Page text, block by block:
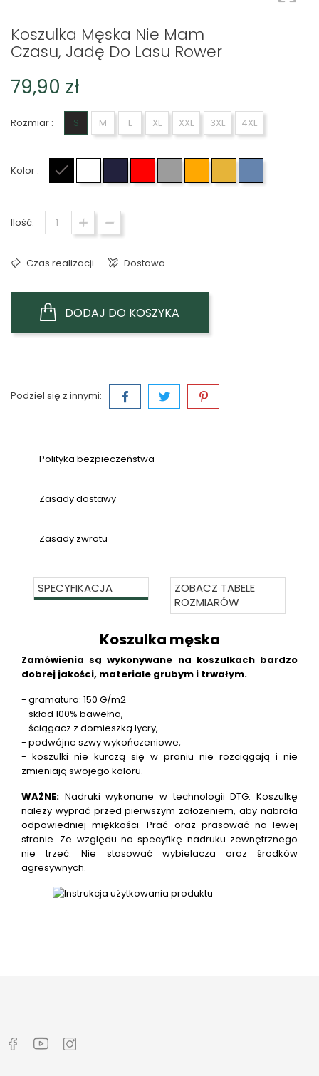
Koszulka Męska Nie Mam
Czasu, Jadę Do Lasu Rower
79,90 zł
Rozmiar : S M L XL XXL 3XL 4XL
Kolor :
Ilość:
Czas realizacji Dostawa
DODAJ DO KOSZYKA
Podziel się z innymi:
Polityka bezpieczeństwa
Zasady dostawy
Zasady zwrotu
SPECYFIKACJA
ZOBACZ TABELE
ROZMIARÓW
Koszulka męska
Zamówienia są wykonywane na koszulkach bardzo
dobrej jakości, materiale grubym i trwałym.
- gramatura: 150 G/m2
- skład 100% bawełna,
- ściągacz z domieszką lycry,
- podwójne szwy wykończeniowe,
- koszulki nie kurczą się w praniu nie rozciągają i nie
zmieniają swojego koloru.
WAŻNE: Nadruki wykonane w technologii DTG. Koszulkę
należy wyprać przed pierwszym założeniem, aby nabrała
odpowiedniej miękkości. Prać oraz prasować na lewej
stronie. Ze względu na specyfikę nadruku zewnętrznego
nie trzeć. Nie stosować wybielacza oraz środków
agresywnych.